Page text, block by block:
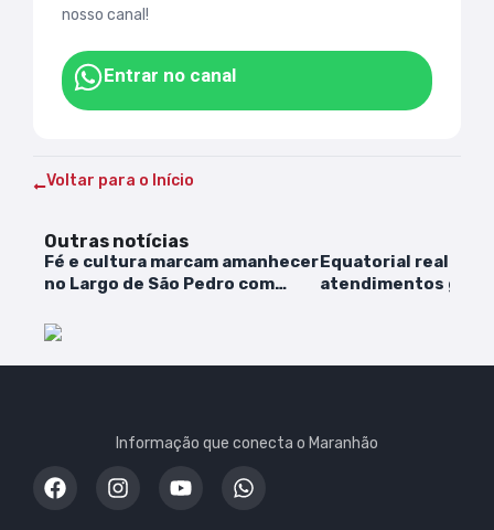
nosso canal!
Entrar no canal
Voltar para o Início
Outras notícias
Fé e cultura marcam amanhecer
no Largo de São Pedro com
em São Luís
Equatorial realiza
atendimentos
Informação que conecta o Maranhão